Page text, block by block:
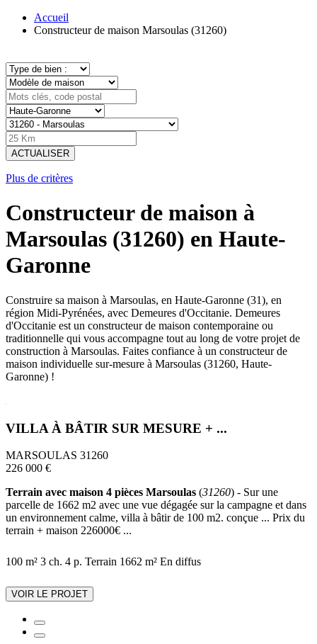
Accueil
Constructeur de maison Marsoulas (31260)
ACTUALISER
Plus de critères
Constructeur de maison à
Marsoulas (31260) en Haute-
Garonne
Construire sa maison à Marsoulas, en Haute-Garonne (31), en
région Midi-Pyrénées, avec Demeures d'Occitanie. Demeures
d'Occitanie est un constructeur de maison contemporaine ou
traditionnelle qui vous accompagne tout au long de votre projet de
construction à Marsoulas. Faites confiance à un constructeur de
maison individuelle sur-mesure à Marsoulas (31260, Haute-
Garonne) !
VILLA À BÂTIR SUR MESURE + ...
MARSOULAS 31260
226 000 €
Terrain avec maison 4 pièces Marsoulas (31260) - Sur une
parcelle de 1662 m2 avec une vue dégagée sur la campagne et dans
un environnement calme, villa à bâtir de 100 m2. conçue ... Prix du
terrain + maison 226000€ ...
100 m² 3 ch. 4 p. Terrain 1662 m² En diffus
VOIR LE PROJET